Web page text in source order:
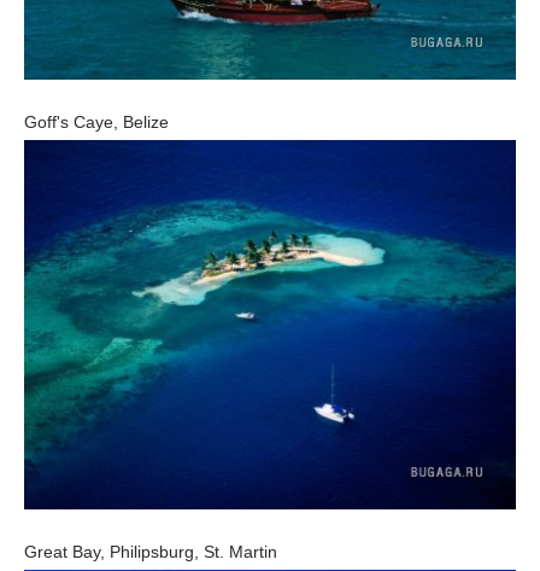
Goff's Caye, Belize
Great Bay, Philipsburg, St. Martin